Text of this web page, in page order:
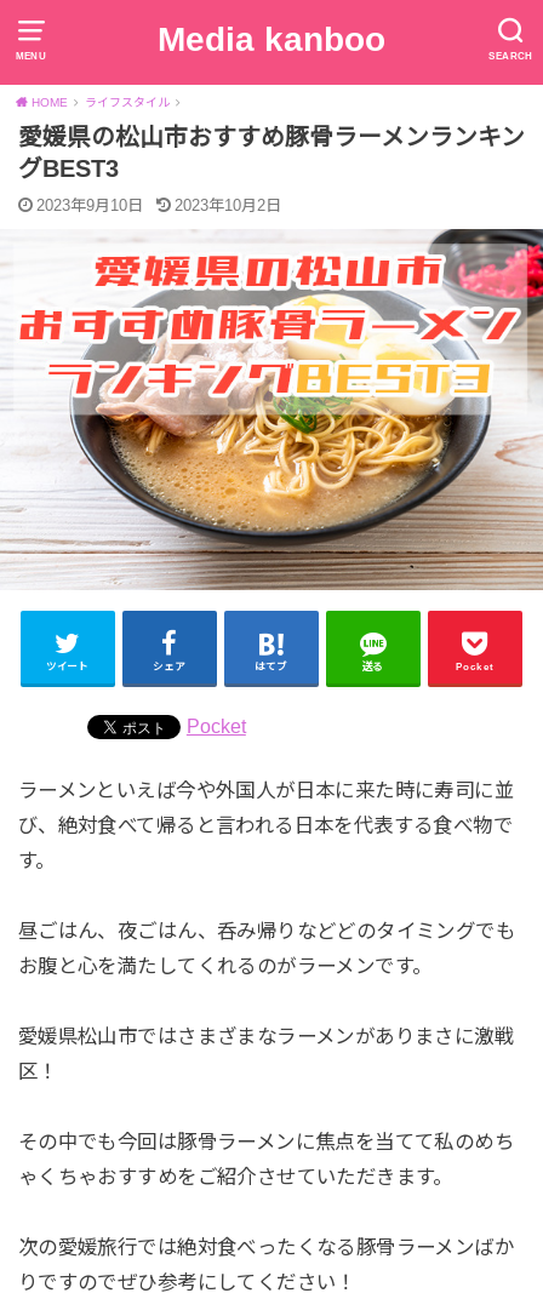
MENU SEARCH
Media kanboo
HOME ライフスタイル
愛媛県の松山市おすすめ豚骨ラーメンランキン
グBEST3
2023年9月10日 2023年10月2日
ツイート シェア はてブ 送る Pocket
Pocket
ラーメンといえば今や外国人が日本に来た時に寿司に並
び、絶対食べて帰ると言われる日本を代表する食べ物で
す。
昼ごはん、夜ごはん、呑み帰りなどどのタイミングでも
お腹と心を満たしてくれるのがラーメンです。
愛媛県松山市ではさまざまなラーメンがありまさに激戦
区！
その中でも今回は豚骨ラーメンに焦点を当てて私のめち
ゃくちゃおすすめをご紹介させていただきます。
次の愛媛旅行では絶対食べったくなる豚骨ラーメンばか
りですのでぜひ参考にしてください！